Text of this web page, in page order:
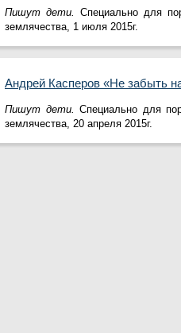
Пишут дети. Специально для
землячества, 1 июля 2015г.
Андрей Касперов «Не забыть
Пишут дети. Специально для
землячества, 20 апреля 2015г.